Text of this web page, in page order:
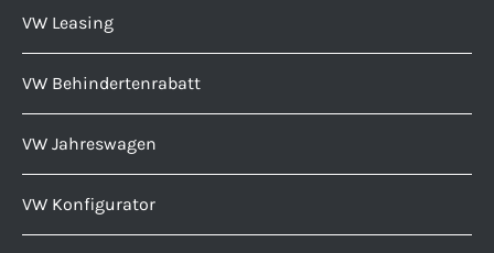
VW Leasing
VW Behindertenrabatt
VW Jahreswagen
VW Konfigurator